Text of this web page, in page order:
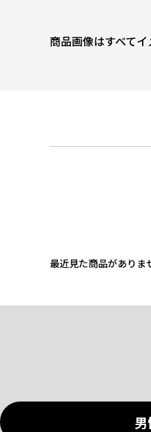
商品画像はすべて
最近見た商品がありま